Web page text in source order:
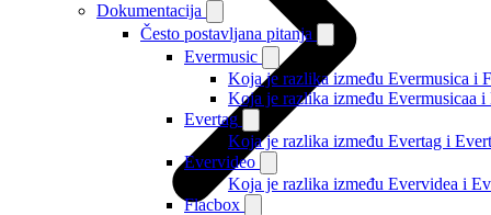
Dokumentacija
Često postavljana pitanja
Evermusic
Koja je razlika između Evermusica i
Koja je razlika između Evermusicaa i
Evertag
Koja je razlika između Evertag i
Evervideo
Koja je razlika između Evervidea i
Flacbox